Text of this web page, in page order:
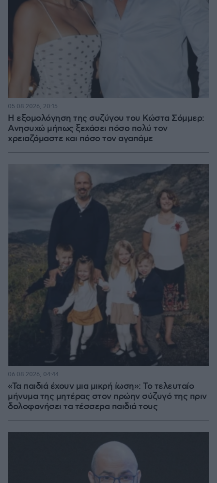
Η εξομολόγηση της συζύγου του Κώστα Σόμμερ:
Ανησυχώ μήπως ξεχάσει πόσο πολύ τον
χρειαζόμαστε και πόσο τον αγαπάμε
05.08.2026, 20:15
«Τα παιδιά έχουν μια μικρή ίωση»: Το τελευταίο
μήνυμα της μητέρας στον πρώην σύζυγό της πριν
δολοφονήσει τα τέσσερα παιδιά τους
06.08.2026, 04:44